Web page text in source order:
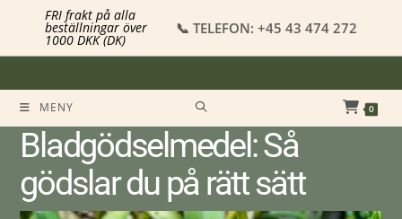
📞 TELEFON: +45 43 474 272
FRI frakt på alla
beställningar över
1000 DKK (DK)
0
MENY
Bladgödselmedel: Så
gödslar du på rätt sätt